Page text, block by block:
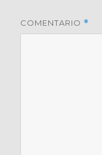
COMENTARIO *